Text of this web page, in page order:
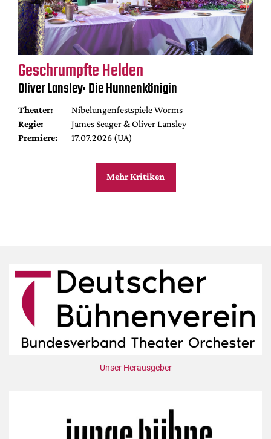
Geschrumpfte Helden
Oliver Lansley: Die Hunnenkönigin
Theater:
Nibelungenfestspiele Worms
Regie:
James Seager & Oliver Lansley
Premiere:
17.07.2026 (UA)
Mehr Kritiken
Unser Herausgeber